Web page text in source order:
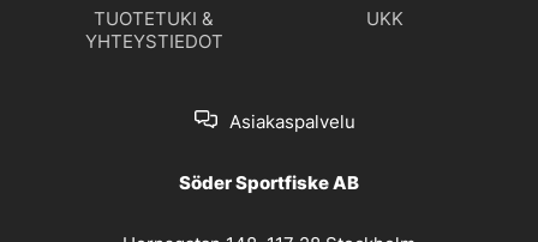
TUOTETUKI &
YHTEYSTIEDOT
UKK
Asiakaspalvelu
Söder Sportfiske AB